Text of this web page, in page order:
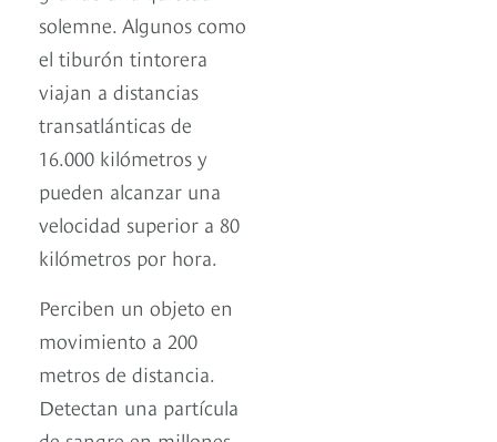
solemne. Algunos como
el tiburón tintorera
viajan a distancias
transatlánticas de
16.000 kilómetros y
pueden alcanzar una
velocidad superior a 80
kilómetros por hora.
Perciben un objeto en
movimiento a 200
metros de distancia.
Detectan una partícula